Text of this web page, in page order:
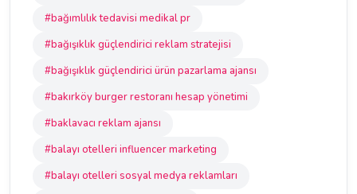
#bağımlılık tedavisi medikal pr
#bağışıklık güçlendirici reklam stratejisi
#bağışıklık güçlendirici ürün pazarlama ajansı
#bakırköy burger restoranı hesap yönetimi
#baklavacı reklam ajansı
#balayı otelleri influencer marketing
#balayı otelleri sosyal medya reklamları